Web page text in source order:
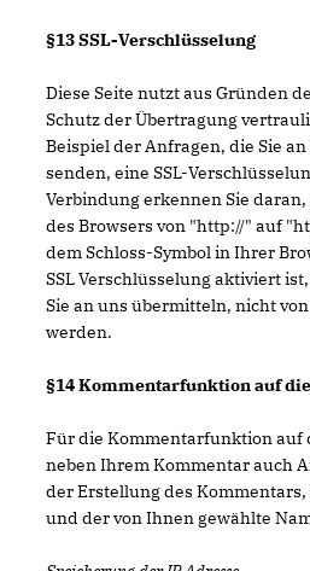
§13 SSL-Verschlüsselung
Diese Seite nutzt aus Gründen
Schutz der Übertragung
Beispiel der Anfragen, die Sie
senden, eine SSL-
Verbindung erkennen Sie
des Browsers von "http://" auf
dem Schloss-Symbol in Ihrer
SSL Verschlüsselung aktiviert
Sie an uns übermitteln, nicht
werden.
§14 Kommentarfunktion auf
Für die Kommentarfunktion auf
neben Ihrem Kommentar auch
der Erstellung des
und der von Ihnen gewählte